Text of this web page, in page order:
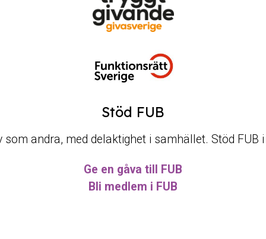
Stöd FUB
som andra, med delaktighet i samhället. Stöd FUB
Ge en gåva till FUB
Bli medlem i FUB